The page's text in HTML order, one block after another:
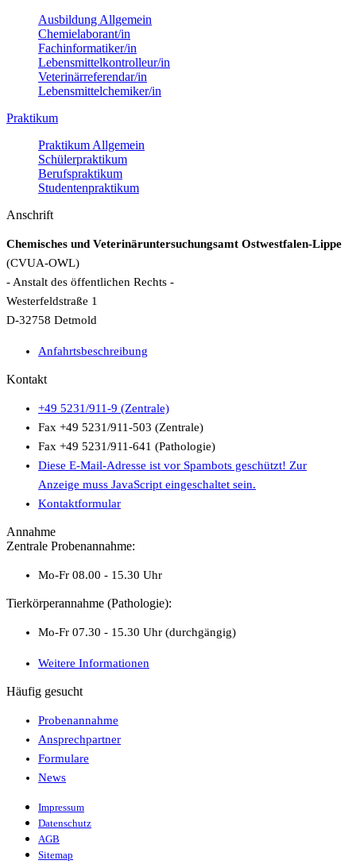
Ausbildung Allgemein
Chemielaborant/in
Fachinformatiker/in
Lebensmittelkontrolleur/in
Veterinärreferendar/in
Lebensmittelchemiker/in
Praktikum
Praktikum Allgemein
Schülerpraktikum
Berufspraktikum
Studentenpraktikum
Anschrift
Chemisches und Veterinäruntersuchungsamt Ostwestfalen-Lippe
(CVUA-OWL)
- Anstalt des öffentlichen Rechts -
Westerfeldstraße 1
D-32758 Detmold
Anfahrtsbeschreibung
Kontakt
+49 5231/911-9 (Zentrale)
Fax +49 5231/911-503 (Zentrale)
Fax +49 5231/911-641 (Pathologie)
Diese E-Mail-Adresse ist vor Spambots geschützt! Zur
Anzeige muss JavaScript eingeschaltet sein.
Kontaktformular
Annahme
Zentrale Probenannahme:
Mo-Fr 08.00 - 15.30 Uhr
Tierkörperannahme (Pathologie):
Mo-Fr 07.30 - 15.30 Uhr (durchgängig)
Weitere Informationen
Häufig gesucht
Probenannahme
Ansprechpartner
Formulare
News
Impressum
Datenschutz
AGB
Sitemap